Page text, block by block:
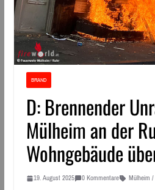
BRAND
D: Brennender
Mülheim an der
Wohngebäude
19. August 2025 0 Kommentare Mülheim